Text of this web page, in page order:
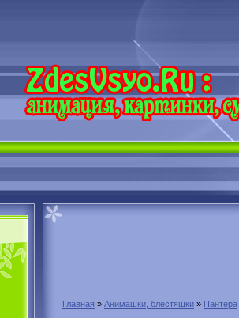
Главная » Анимашки, блестяшки » Пантера